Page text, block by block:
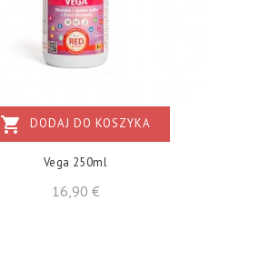
shopping_cart DODAJ DO KOSZYKA
Vega 250ml
16,90 €Cena